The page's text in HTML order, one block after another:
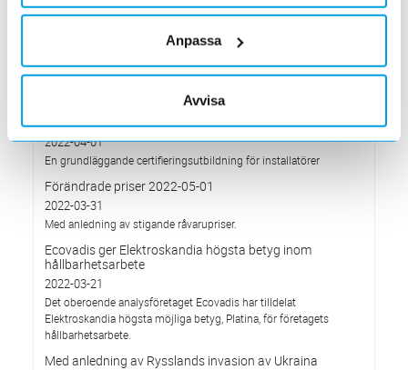
Anpassa
Avvisa
Välkommen till våra nya lokaler i Södertälje
Den 1 juni har vi ny adress i Södertälje
Förändrade priser 2022-06-30
Grundkurs för installatörer av Charge Amps produkter
2022-04-01
En grundläggande certifieringsutbildning för installatörer
Förändrade priser 2022-05-01
2022-03-31
Med anledning av stigande råvarupriser.
Ecovadis ger Elektroskandia högsta betyg inom
hållbarhetsarbete
2022-03-21
Det oberoende analysföretaget Ecovadis har tilldelat
Elektroskandia högsta möjliga betyg, Platina, för företagets
hållbarhetsarbete.
Med anledning av Rysslands invasion av Ukraina